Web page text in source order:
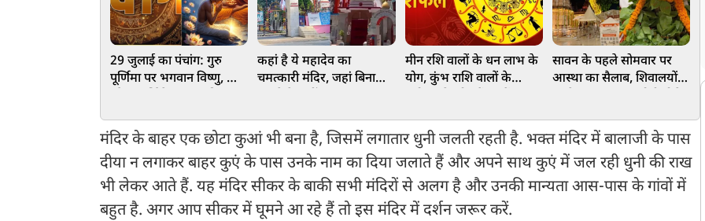
29 जुलाई का पंचांग: गुरु
पूर्णिमा पर भगवान विष्णु, शिव
कहां है ये महादेव का
चमत्कारी मंदिर, जहां बिना
करते हैं भोलेनाथ
मीन रशि वालों के धन लाभ के
योग, कुंभ राशि वालों के
सावन के पहले सोमवार पर
आस्था का सैलाब, शिवालयों में
सामूहिकता का पावन पर्व
मंदिर के बाहर एक छोटा कुआं भी बना है, जिसमें लगातार धुनी जलती रहती है. भक्त मंदिर में बालाजी के पास
दीया न लगाकर बाहर कुएं के पास उनके नाम का दिया जलाते हैं और अपने साथ कुएं में जल रही धुनी की राख
भी लेकर आते हैं. यह मंदिर सीकर के बाकी सभी मंदिरों से अलग है और उनकी मान्यता आस-पास के गांवों में
बहुत है. अगर आप सीकर में घूमने आ रहे हैं तो इस मंदिर में दर्शन जरूर करें.